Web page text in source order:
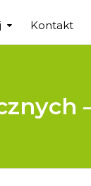
Kontakt